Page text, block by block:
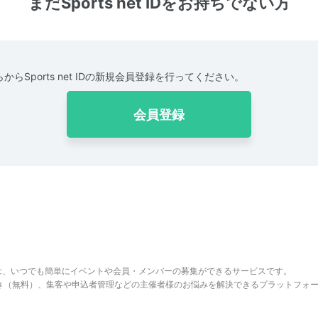
からSports net IDの新規会員登録を行ってください。
会員登録
いつでも簡単にイベントや会員・メンバーの募集ができるサービスです。
無料）、集客や申込者管理などの主催者様のお悩みを解決できるプラットフォー